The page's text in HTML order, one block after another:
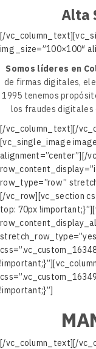
Alta
[/
img_size=”100×100″
Somos líderes en
de firmas digitales,
1995 tenemos
los fraudes digitales
[/vc_column_text][/
[vc_single_image
alignment=”center”][/
row_type=”row”
[/vc_row][vc_section
top: 70px
!important;}”]
[/vc_column_text][/